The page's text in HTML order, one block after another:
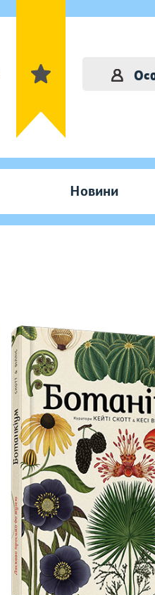
Новини